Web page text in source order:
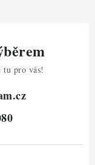
tu pro vás!